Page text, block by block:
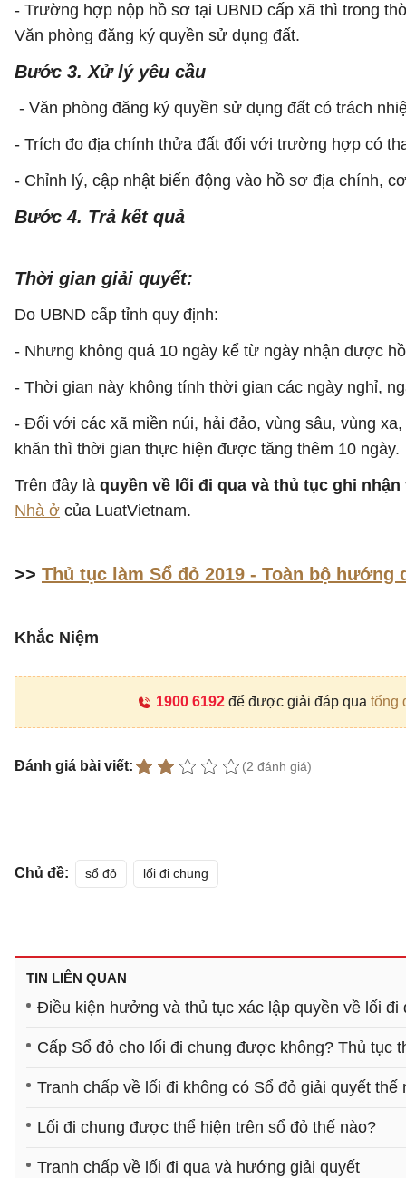
- Trường hợp nộp hồ sơ tại UBND cấp xã thì trong
Văn phòng đăng ký quyền sử dụng đất.
Bước 3. Xử lý yêu cầu
- Văn phòng đăng ký quyền sử dụng đất có trách
- Trích đo địa chính thửa đất đối với trường hợp có
- Chỉnh lý, cập nhật biến động vào hồ sơ địa chính,
Bước 4. Trả kết quả
Thời gian giải quyết:
Do UBND cấp tỉnh quy định:
- Nhưng không quá 10 ngày kể từ ngày nhận được
- Thời gian này không tính thời gian các ngày nghỉ,
- Đối với các xã miền núi, hải đảo, vùng sâu, vùng
khăn thì thời gian thực hiện được tăng thêm 10 ngày.
Trên đây là quyền về lối đi qua và thủ tục ghi nhận
Nhà ở của LuatVietnam.
>> Thủ tục làm Sổ đỏ 2019 - Toàn bộ hướng
Khắc Niệm
1900 6192để được giải đáp qua tổng
Đánh giá bài viết: (2 đánh giá)
Chủ đề: sổ đỏ lối đi chung
TIN LIÊN QUAN
Điều kiện hưởng và thủ tục xác lập quyền về lối đi
Cấp Sổ đỏ cho lối đi chung được không? Thủ tục
Tranh chấp về lối đi không có Sổ đỏ giải quyết thế
Lối đi chung được thể hiện trên sổ đỏ thế nào?
Tranh chấp về lối đi qua và hướng giải quyết